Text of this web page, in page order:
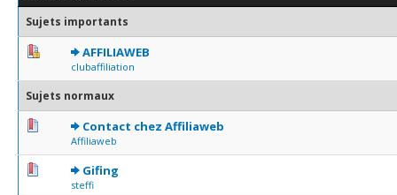
Sujets importants
AFFILIAWEB
clubaffiliation
1 Votes - 3 sur 5 en moyenne
Sujets normaux
Contact chez Affiliaweb
Affiliaweb
0 Votes - 0 sur 5 en moyenne
12345
Gifing
steffi
0 Votes - 0 sur 5 en moyenne